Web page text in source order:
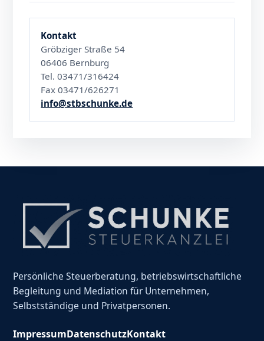
Kontakt
Gröbziger Straße 54
06406 Bernburg
Tel. 03471/316424
Fax 03471/626271
info@stbschunke.de
Persönliche Steuerberatung, betriebswirtschaftliche
Begleitung und Mediation für Unternehmen,
Selbstständige und Privatpersonen.
ImpressumDatenschutzKontakt